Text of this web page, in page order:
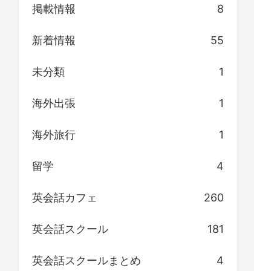
掲載情報 8
新着情報 55
未分類 1
海外出張 1
海外旅行 1
留学 4
英会話カフェ 260
英会話スクール 181
英会話スクールまとめ 4